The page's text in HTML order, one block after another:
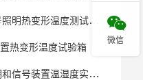
形温度测试箱的试验方法
热变形温度试验箱
湿度实验箱在车灯测试中的应用

微信